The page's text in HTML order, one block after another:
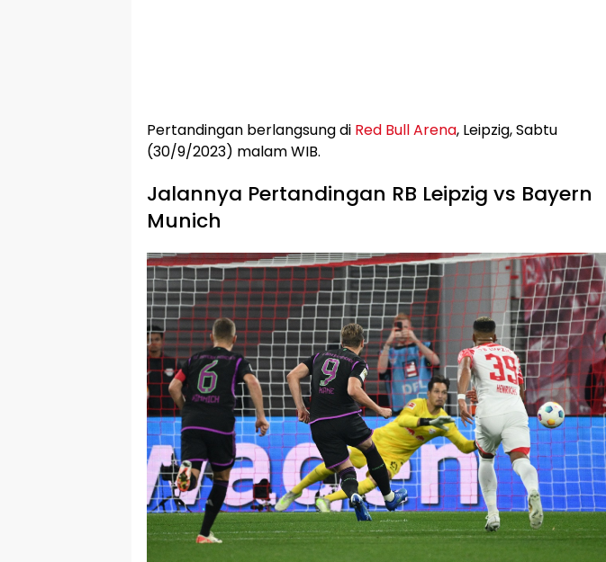
Pertandingan berlangsung di Red Bull Arena, Leipzig, Sabtu
(30/9/2023) malam WIB.
Jalannya Pertandingan RB Leipzig vs Bayern
Munich